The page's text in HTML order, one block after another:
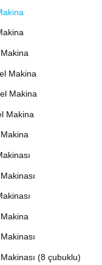
Makina
Makina
Makina
(8 çubuklu)